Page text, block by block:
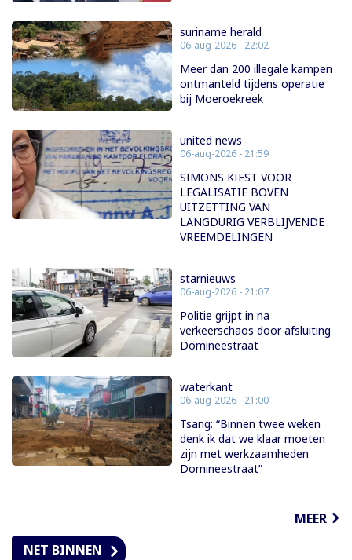
suriname herald
06-aug-2026 - 22:02
Meer dan 200 illegale kampen
ontmanteld tijdens operatie
bij Moeroekreek
united news
06-aug-2026 - 21:59
SIMONS KIEST VOOR
LEGALISATIE BOVEN
UITZETTING VAN
LANGDURIG VERBLIJVENDE
VREEMDELINGEN
starnieuws
06-aug-2026 - 21:07
Politie grijpt in na
verkeerschaos door afsluiting
Domineestraat
waterkant
06-aug-2026 - 21:00
Tsang: “Binnen twee weken
denk ik dat we klaar moeten
zijn met werkzaamheden
Domineestraat”
MEER
NET BINNEN